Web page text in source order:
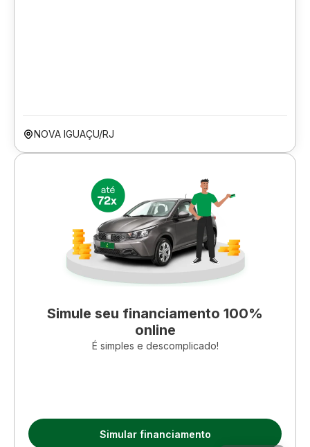
NOVA IGUAÇU/RJ
Simule seu financiamento 100%
online
É simples e descomplicado!
Simular financiamento